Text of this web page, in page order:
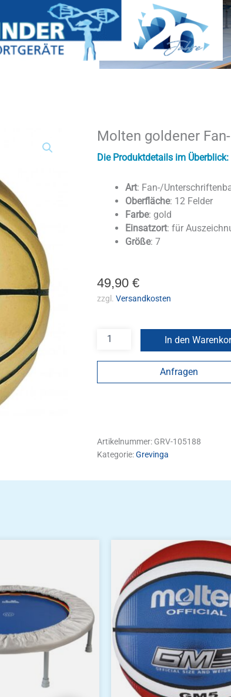
Molten goldener
Die Produktdetails im Überblick:
Art: Fan-/
Oberfläche: 12 Felder
Farbe: gold
Einsatzort: für
Größe: 7
49,90 €
zzgl. Versandkosten
Molten
Fan-
Menge
In den
Anfragen
Artikelnummer: GRV-105188
Kategorie:Grevinga